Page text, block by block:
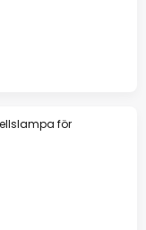
för